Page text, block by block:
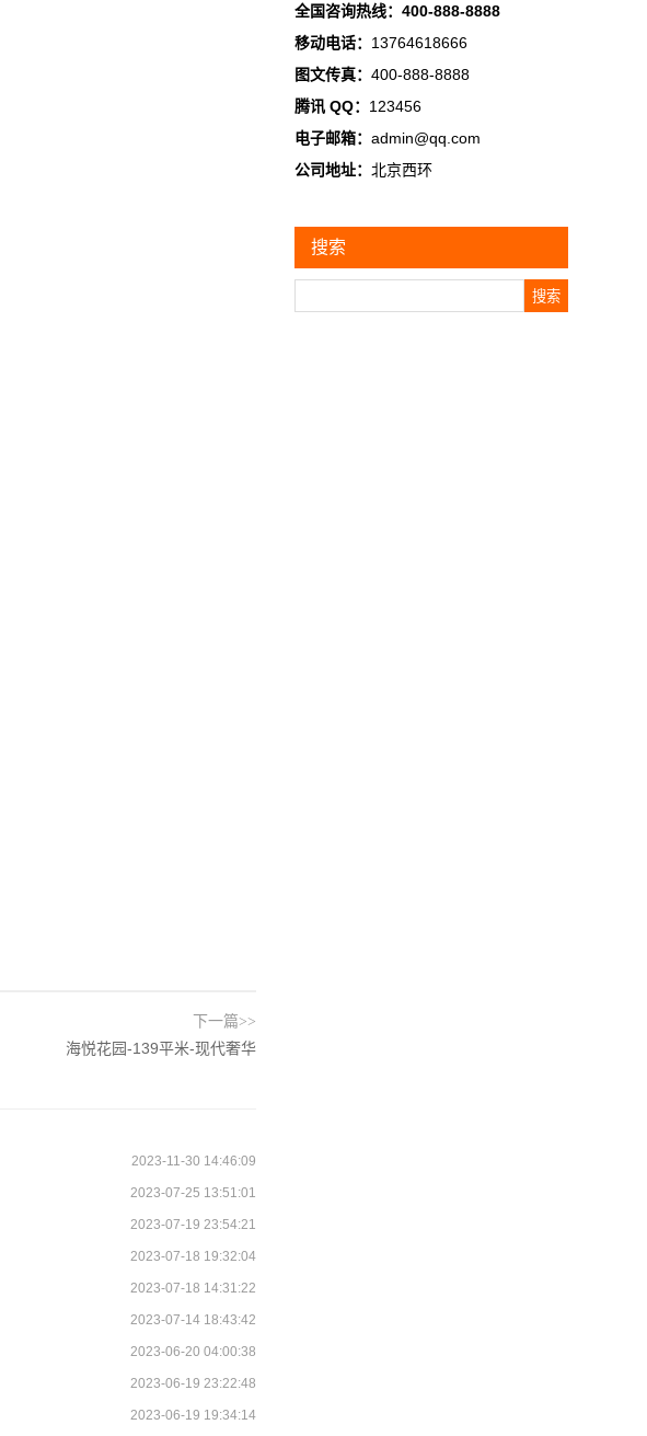
全国咨询热线：400-888-8888
移动电话： 13764618666
图文传真： 400-888-8888
腾讯 QQ： 123456
电子邮箱： admin@qq.com
公司地址： 北京西环
搜索
下一篇>>
海悦花园-139平米-现代奢华
2023-11-30 14:46:09
2023-07-25 13:51:01
2023-07-19 23:54:21
2023-07-18 19:32:04
2023-07-18 14:31:22
2023-07-14 18:43:42
2023-06-20 04:00:38
2023-06-19 23:22:48
2023-06-19 19:34:14